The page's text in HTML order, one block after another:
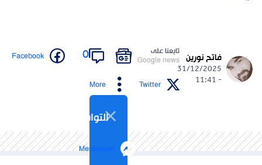
فاتح نورين
31/12/2025
- 11:41
تابعنا على
Google news
0
Facebook
Twitter
More
التواصل الاجتماعي
Messenger